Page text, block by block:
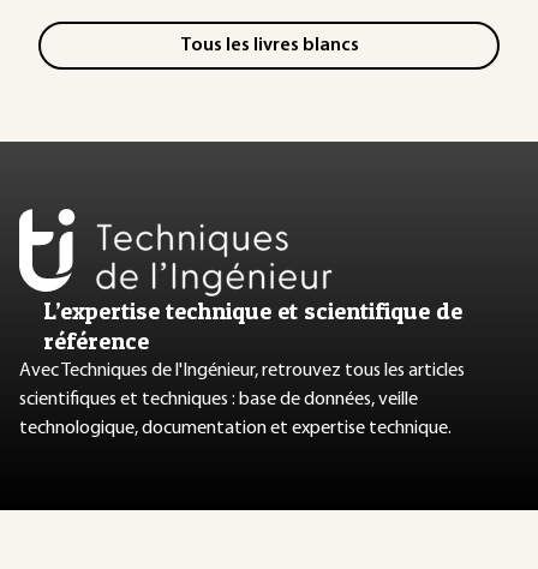
Tous les livres blancs
L’expertise technique et scientifique de
référence
Avec Techniques de l'Ingénieur, retrouvez tous les articles
scientifiques et techniques : base de données, veille
technologique, documentation et expertise technique.